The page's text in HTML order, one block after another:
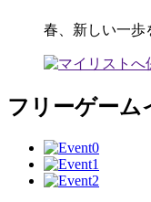
春、新しい一歩
フリーゲーム